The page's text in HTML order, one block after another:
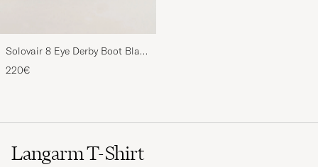
Solovair 8 Eye Derby Boot Black
Shine
220€
Langarm T-Shirt